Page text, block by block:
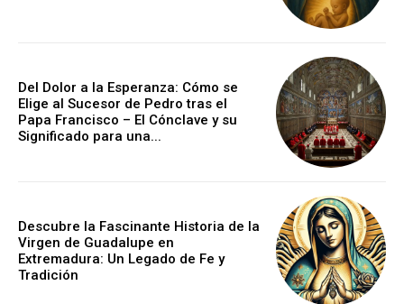
Del Dolor a la Esperanza: Cómo se
Elige al Sucesor de Pedro tras el
Papa Francisco – El Cónclave y su
Significado para una...
Descubre la Fascinante Historia de la
Virgen de Guadalupe en
Extremadura: Un Legado de Fe y
Tradición